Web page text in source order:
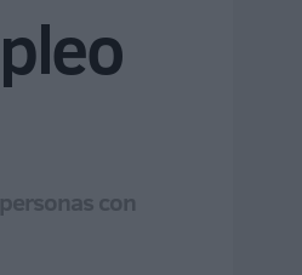
con